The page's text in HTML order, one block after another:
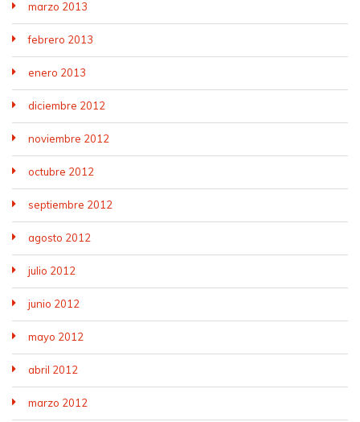
marzo 2013
febrero 2013
enero 2013
diciembre 2012
noviembre 2012
octubre 2012
septiembre 2012
agosto 2012
julio 2012
junio 2012
mayo 2012
abril 2012
marzo 2012